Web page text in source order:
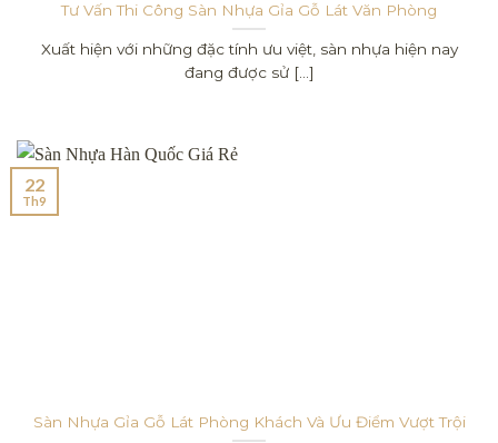
Tư Vấn Thi Công Sàn Nhựa Gỉa Gỗ Lát Văn Phòng
Xuất hiện với những đặc tính ưu việt, sàn nhựa hiện nay
đang được sử [...]
Sàn Nhựa Gỉa Gỗ Lát Phòng Khách Và Ưu Điểm Vượt Trội
22
Th9